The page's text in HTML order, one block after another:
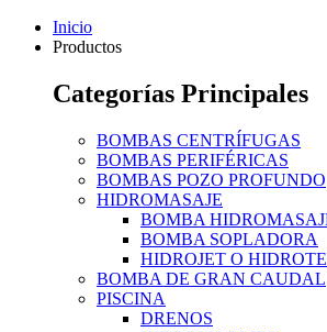
Inicio
Productos
Categorías Principales
BOMBAS CENTRÍFUGAS
BOMBAS PERIFÉRICAS
BOMBAS POZO PROFUNDO
HIDROMASAJE
BOMBA
BOMBA SOPLADORA
HIDROJET O
BOMBA DE GRAN CAUDAL
PISCINA
DRENOS